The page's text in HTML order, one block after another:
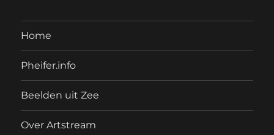
Home
Pheifer.info
Beelden uit Zee
Over Artstream